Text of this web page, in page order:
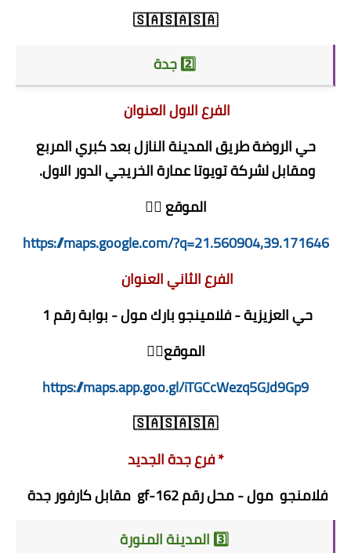
🇸🇦🇸🇦🇸🇦
2️⃣ جدة
الفرع الاول العنوان
حي الروضة طريق المدينة النازل بعد كبري المربع
ومقابل لشركة تويوتا عمارة الخريجي الدور الاول.
الموقع 👇🏻
https://maps.google.com/?q=21.560904,39.171646
الفرع الثاني العنوان
حي العزيزية - فلامينجو بارك مول - بوابة رقم 1
الموقع👇🏻
https://maps.app.goo.gl/iTGCcWezq5GJd9Gp9
🇸🇦🇸🇦🇸🇦
* فرع جدة الجديد
فلامنجو مول - محل رقم 162-gf مقابل كارفور جدة
3️⃣ المدينة المنورة